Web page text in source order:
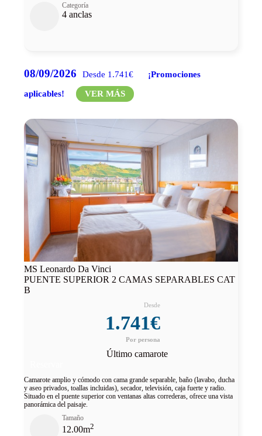
Categoría
4 anclas
08/09/2026 Desde 1.741€ ¡Promociones
aplicables! VER MÁS
MS Leonardo Da Vinci
PUENTE SUPERIOR 2 CAMAS SEPARABLES CAT
B
1.741€
Último camarote
Camarote amplio y cómodo con cama grande separable, baño (lavabo, ducha
y aseo privados, toallas incluidas), secador, televisión, caja fuerte y radio.
Situado en el puente superior con ventanas altas correderas, ofrece una vista
panorámica del paisaje.
Tamaño
12.00m2